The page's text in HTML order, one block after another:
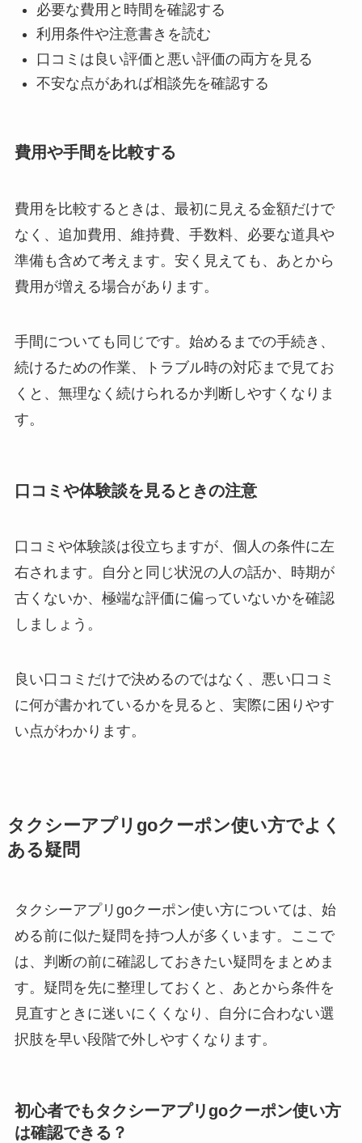
必要な費用と時間を確認する
利用条件や注意書きを読む
口コミは良い評価と悪い評価の両方を見る
不安な点があれば相談先を確認する
費用や手間を比較する
費用を比較するときは、最初に見える金額だけで
なく、追加費用、維持費、手数料、必要な道具や
準備も含めて考えます。安く見えても、あとから
費用が増える場合があります。
手間についても同じです。始めるまでの手続き、
続けるための作業、トラブル時の対応まで見てお
くと、無理なく続けられるか判断しやすくなりま
す。
口コミや体験談を見るときの注意
口コミや体験談は役立ちますが、個人の条件に左
右されます。自分と同じ状況の人の話か、時期が
古くないか、極端な評価に偏っていないかを確認
しましょう。
良い口コミだけで決めるのではなく、悪い口コミ
に何が書かれているかを見ると、実際に困りやす
い点がわかります。
タクシーアプリgoクーポン使い方でよく
ある疑問
タクシーアプリgoクーポン使い方については、始
める前に似た疑問を持つ人が多くいます。ここで
は、判断の前に確認しておきたい疑問をまとめま
す。疑問を先に整理しておくと、あとから条件を
見直すときに迷いにくくなり、自分に合わない選
択肢を早い段階で外しやすくなります。
初心者でもタクシーアプリgoクーポン使い方
は確認できる？